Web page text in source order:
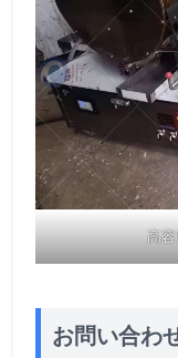
高
お問い合わ